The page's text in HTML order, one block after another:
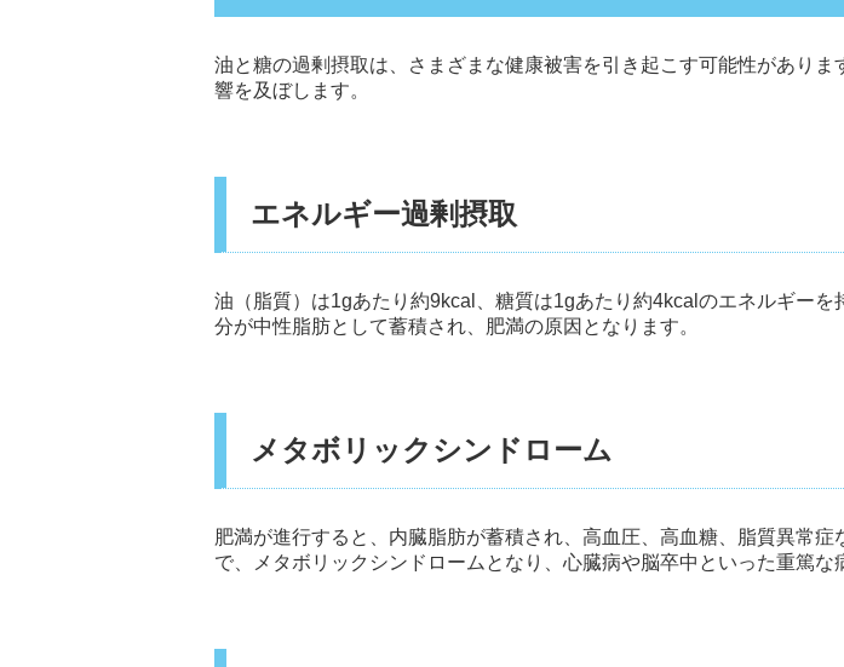
油と糖の過剰摂取は、さまざまな健康被害を引き起こす可能性があり
響を及ぼします。
エネルギー過剰摂取
油（脂質）は1gあたり約9kcal、糖質は1gあたり約4kcalのエネルギー
分が中性脂肪として蓄積され、肥満の原因となります。
メタボリックシンドローム
肥満が進行すると、内臓脂肪が蓄積され、高血圧、高血糖、脂質異常
で、メタボリックシンドロームとなり、心臓病や脳卒中といった重篤な